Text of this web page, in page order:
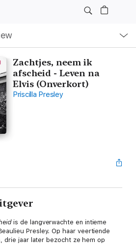
Zachtjes, neem ik
afscheid - Leven na
Elvis (Onverkort)
Priscilla Presley
is de langverwachte en intieme
Presley. Op haar veertiende
drie jaar later bezocht ze hem op